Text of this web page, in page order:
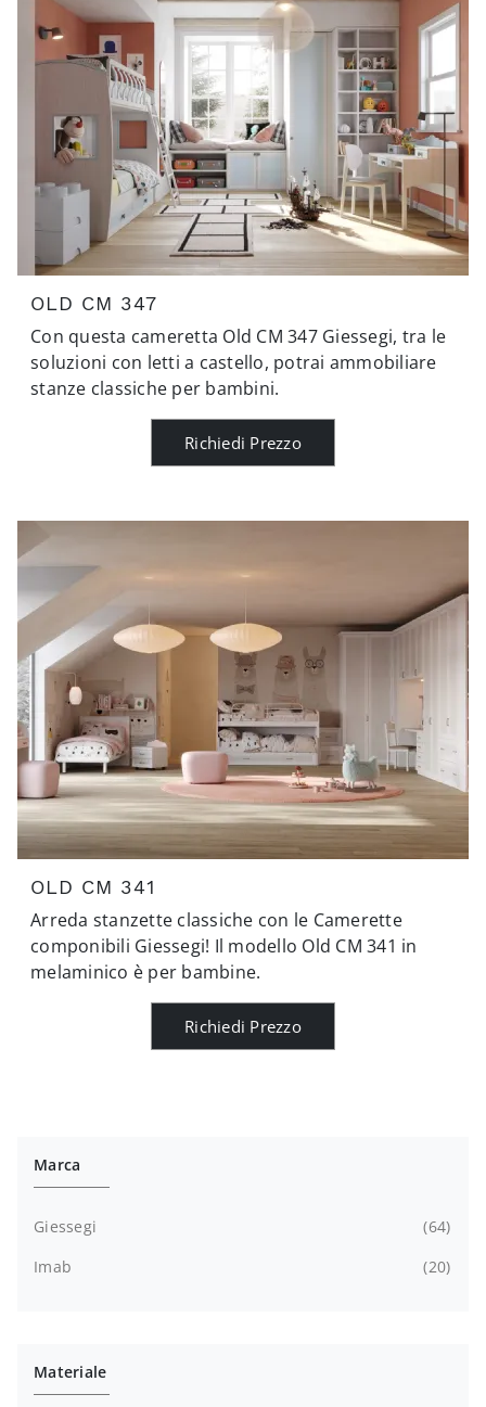
OLD CM 347
Con questa cameretta Old CM 347 Giessegi, tra le
soluzioni con letti a castello, potrai ammobiliare
stanze classiche per bambini.
Richiedi Prezzo
OLD CM 341
Arreda stanzette classiche con le Camerette
componibili Giessegi! Il modello Old CM 341 in
melaminico è per bambine.
Richiedi Prezzo
Marca
Giessegi
64
Imab
20
Materiale